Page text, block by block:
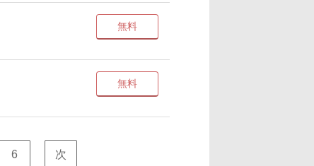
無料
無料
6 次